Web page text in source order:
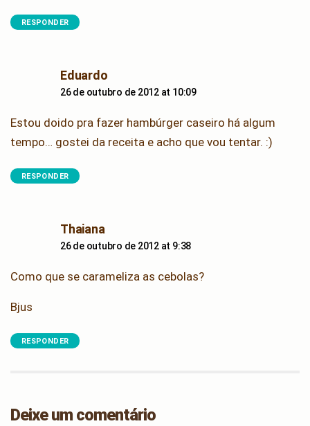
RESPONDER
Eduardosays:
26 de outubro de 2012 at 10:09
Estou doido pra fazer hambúrger caseiro há algum
tempo… gostei da receita e acho que vou tentar. :)
RESPONDER
Thaianasays:
26 de outubro de 2012 at 9:38
Como que se carameliza as cebolas?
Bjus
RESPONDER
Deixe um comentário